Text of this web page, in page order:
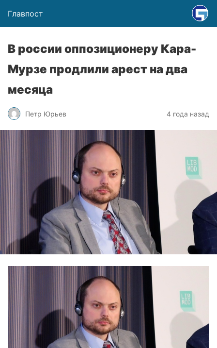
Главпост
В россии оппозиционеру Кара-
Мурзе продлили арест на два
месяца
Петр Юрьев 4 года назад